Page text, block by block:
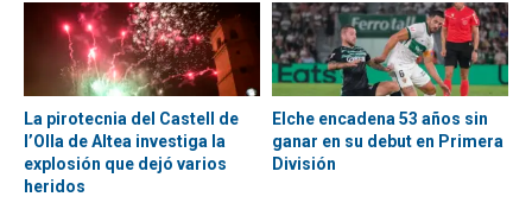
La pirotecnia del Castell de
l’Olla de Altea investiga la
explosión que dejó varios
heridos
Elche encadena 53 años sin
ganar en su debut en Primera
División